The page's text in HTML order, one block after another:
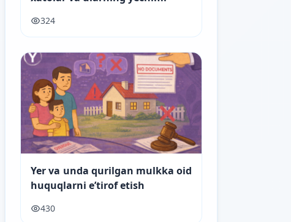
324
Yer va unda qurilgan mulkka oid
huquqlarni e’tirof etish
430